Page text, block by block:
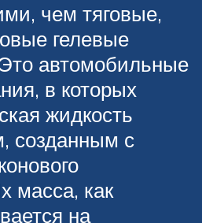
чем тяговые,
гелевые
автомобильные
в которых
жидкость
созданным с
масса, как
на